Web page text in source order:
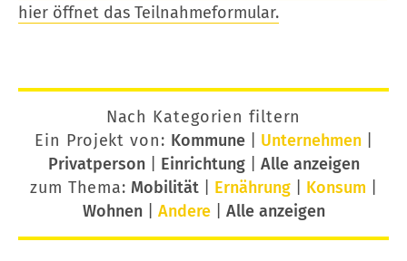
hier öffnet das Teilnahmeformular.
Nach Kategorien filtern
Ein Projekt von: Kommune| Unternehmen|
Privatperson| Einrichtung| Alle anzeigen
zum Thema: Mobilität Ernährung Konsum
Wohnen| Andere| Alle anzeigen